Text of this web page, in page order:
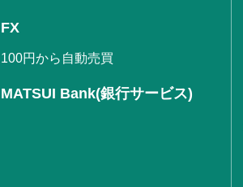
FX
100円から自動売買
MATSUI Bank(銀行サービス)